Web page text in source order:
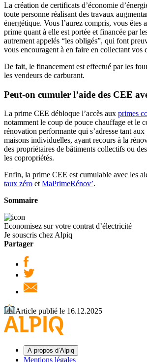
La création de certificats d’économie
toute personne réalisant des travaux
énergétique. Vous l’aurez compris, vous êtes
prime quant à elle est portée et financée par
autrement appelés “les obligés”, qui font
vous encouragent à en faire en collectant vos
De fait, le financement est effectué par les
les vendeurs de carburant.
Peut-on cumuler l’aide des CEE
La prime CEE débloque l’accès aux primes
notamment le coup de pouce chauffage et le
rénovation performante qui s’adresse tant
maisons individuelles, ayant recours à la
des propriétaires de bâtiments collectifs ou
les copropriétés.
Enfin, la prime CEE est cumulable avec les
taux zéro et MaPrimeRénov’.
Sommaire
Economisez sur votre contrat d’électricité
Je souscris chez Alpiq
Partager
Article publié le 16.12.2025
A propos d’Alpiq
Mentions légales